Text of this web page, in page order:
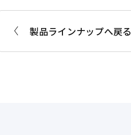
製品ラインナップへ戻る